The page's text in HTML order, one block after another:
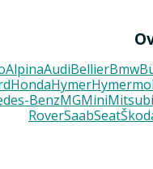
AlpinaAudiBellierBmw
HondaHymer
BenzMGMini
RoverSaabSeat